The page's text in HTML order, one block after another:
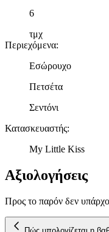
6
τμχ
Περιεχόμενα:
Εσώρουχο
Πετσέτα
Σεντόνι
Κατασκευαστής:
My Little Kiss
Αξιολογήσεις
Προς το παρόν δεν